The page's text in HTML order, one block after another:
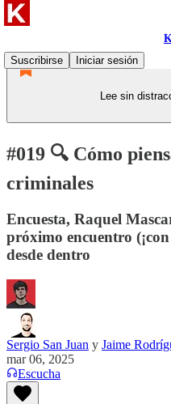
Suscribirse
Iniciar sesión
Lee sin
#019 🔍 Cómo
criminales
Encuesta, Raquel
próximo encuentro
desde dentro
Sergio San Juan y Jaime
mar 06, 2025
Escucha